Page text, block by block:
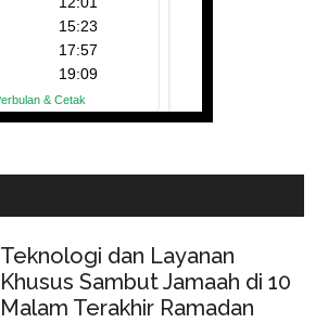
Teknologi dan Layanan
Khusus Sambut Jamaah di 10
Malam Terakhir Ramadan